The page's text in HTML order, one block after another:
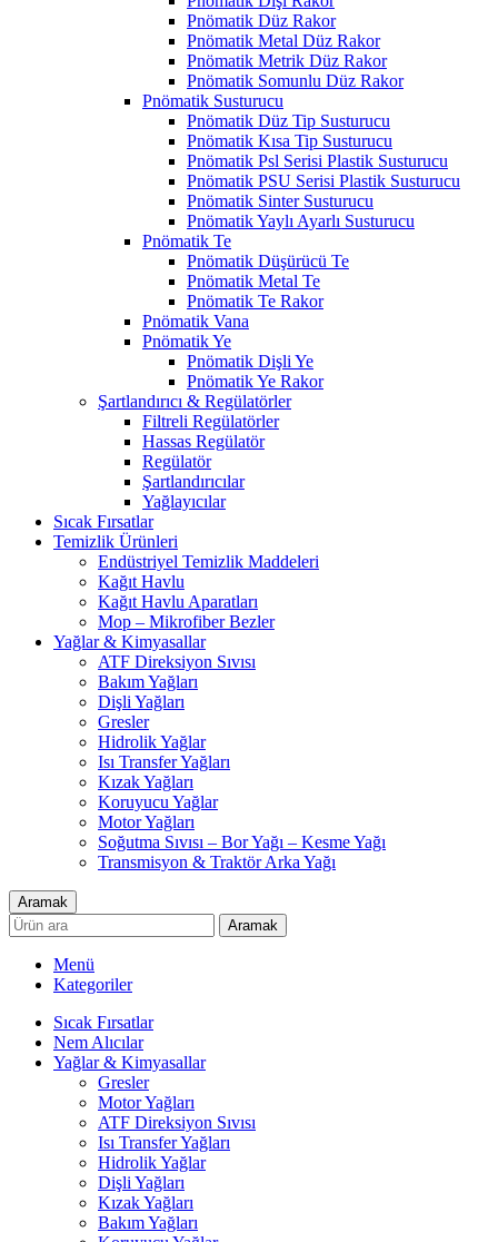
Pnömatik Düz Rakor
Pnömatik Metal Düz Rakor
Pnömatik Metrik Düz Rakor
Pnömatik Somunlu Düz Rakor
Pnömatik Susturucu
Pnömatik Düz Tip Susturucu
Pnömatik Kısa Tip Susturucu
Pnömatik Psl Serisi Plastik Susturucu
Pnömatik PSU Serisi Plastik Susturucu
Pnömatik Sinter Susturucu
Pnömatik Yaylı Ayarlı Susturucu
Pnömatik Te
Pnömatik Düşürücü Te
Pnömatik Metal Te
Pnömatik Te Rakor
Pnömatik Vana
Pnömatik Ye
Pnömatik Dişli Ye
Pnömatik Ye Rakor
Şartlandırıcı & Regülatörler
Filtreli Regülatörler
Hassas Regülatör
Regülatör
Şartlandırıcılar
Yağlayıcılar
Sıcak Fırsatlar
Temizlik Ürünleri
Endüstriyel Temizlik Maddeleri
Kağıt Havlu
Kağıt Havlu Aparatları
Mop – Mikrofiber Bezler
Yağlar & Kimyasallar
ATF Direksiyon Sıvısı
Bakım Yağları
Dişli Yağları
Gresler
Hidrolik Yağlar
Isı Transfer Yağları
Kızak Yağları
Koruyucu Yağlar
Motor Yağları
Soğutma Sıvısı – Bor Yağı – Kesme Yağı
Transmisyon & Traktör Arka Yağı
Aramak
Aramak
Menü
Kategoriler
Sıcak Fırsatlar
Nem Alıcılar
Yağlar & Kimyasallar
Gresler
Motor Yağları
ATF Direksiyon Sıvısı
Isı Transfer Yağları
Hidrolik Yağlar
Dişli Yağları
Kızak Yağları
Bakım Yağları